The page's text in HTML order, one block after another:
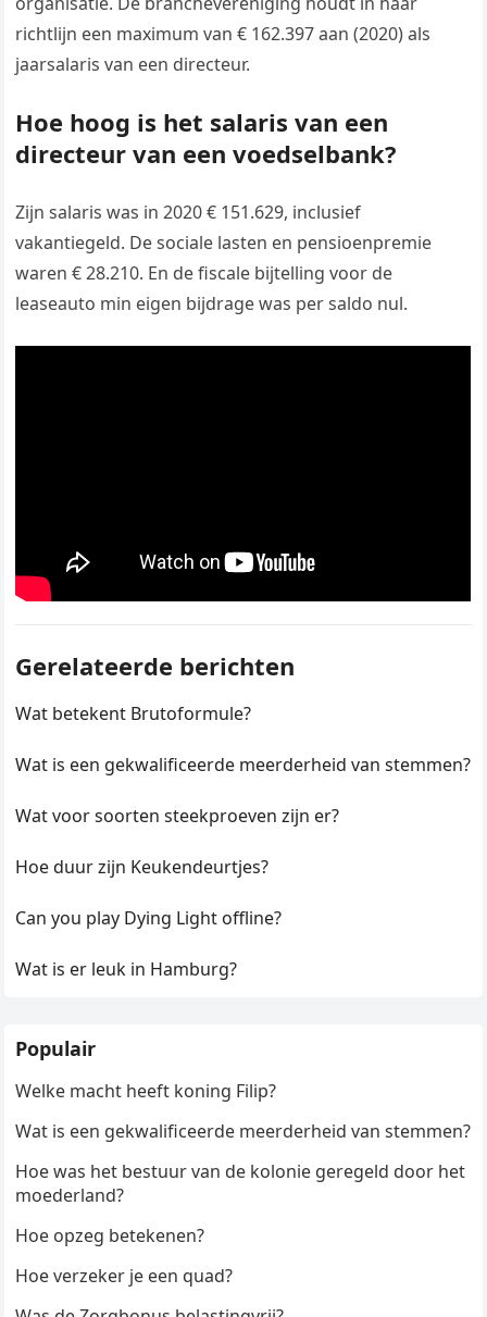
richtlijn een maximum van € 162.397 aan (2020) als
jaarsalaris van een directeur.
Hoe hoog is het salaris van een
directeur van een voedselbank?
Zijn salaris was in 2020 € 151.629, inclusief
vakantiegeld. De sociale lasten en pensioenpremie
waren € 28.210. En de fiscale bijtelling voor de
leaseauto min eigen bijdrage was per saldo nul.
Gerelateerde berichten
Wat betekent Brutoformule?
Wat is een gekwalificeerde meerderheid van stemmen?
Wat voor soorten steekproeven zijn er?
Hoe duur zijn Keukendeurtjes?
Can you play Dying Light offline?
Wat is er leuk in Hamburg?
Populair
Welke macht heeft koning Filip?
Wat is een gekwalificeerde meerderheid van stemmen?
Hoe was het bestuur van de kolonie geregeld door het
moederland?
Hoe opzeg betekenen?
Hoe verzeker je een quad?